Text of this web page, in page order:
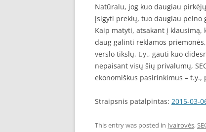
Natūralu, jog kuo daugiau
įsigyti prekių, tuo daugiau pelno
Kaip matyti, atsakant į klausimą,
daug galinti reklamos
verslo tikslų, t.y., gauti kuo
nepaisant visų šių privalumų,
ekonomiškus pasirinkimus –
Straipsnis patalpintas: 2015-03-
This entry was posted in Įvairovės,